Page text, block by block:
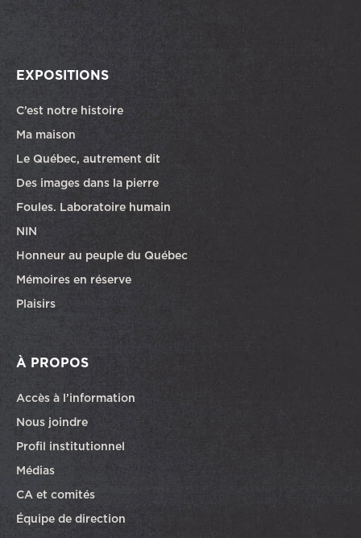
EXPOSITIONS
C’est notre histoire
Ma maison
Le Québec, autrement dit
Des images dans la pierre
Foules. Laboratoire humain
NIN
Honneur au peuple du Québec
Mémoires en réserve
Plaisirs
À PROPOS
Accès à l’information
Nous joindre
Profil institutionnel
Médias
CA et comités
Équipe de direction